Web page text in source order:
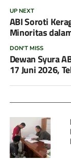
UP NEXT
ABI Soroti
Minoritas
DON'T MISS
Dewan Syura
17 Juni 2026,